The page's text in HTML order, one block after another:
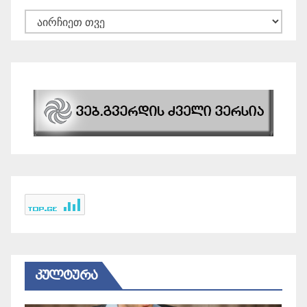
არქივები
ᲙᲣᲚᲢᲣᲠᲐ